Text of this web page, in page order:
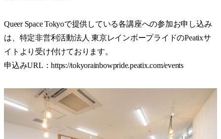
Queer Space Tokyoで提供している各講座への参加お申し込み
は、特定非営利活動法人 東京レインボープライドのPeatixサ
イトより受け付けております。
申込みURL：https://tokyorainbowpride.peatix.com/events